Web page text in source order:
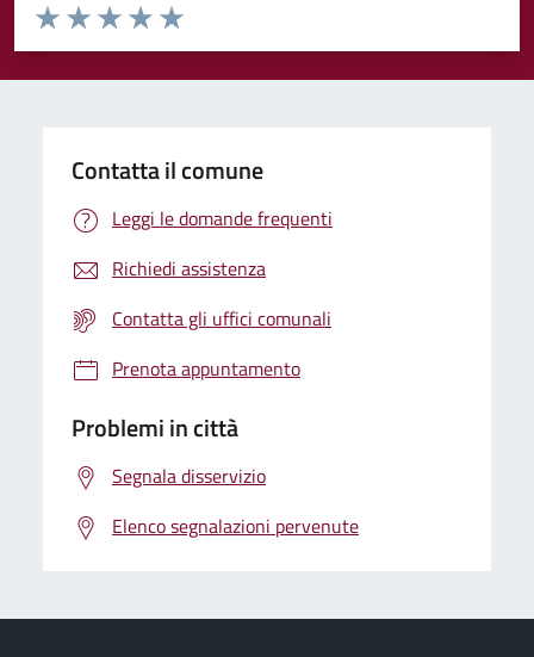
Valuta da 1 a 5 stelle la pagina
Valuta 5 stelle su 5
Valuta 4 stelle su 5
Valuta 3 stelle su 5
Valuta 2 stelle su 5
Valuta 1 stelle su 5
Contatta il comune
Leggi le domande frequenti
Richiedi assistenza
Contatta gli uffici comunali
Prenota appuntamento
Problemi in città
Segnala disservizio
Elenco segnalazioni pervenute